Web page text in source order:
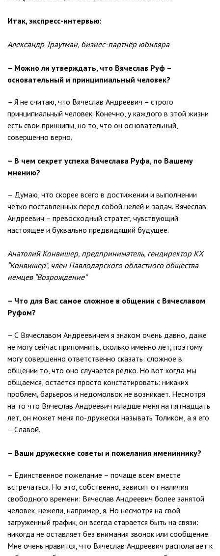
Итак, экспресс-интервью:
Александр Траутман, бизнес-партнёр юбиляра
– Можно ли утверждать, что Вячеслав Руф –
основательный и принципиальный человек?
– Я не считаю, что Вячеслав Андреевич – строго
принципиальный человек. Конечно, у каждого в этой жизни
есть свои принципы, но то, что он основательный,
совершенно верно.
– В чем секрет успеха Вячеслава Руфа, по Вашему
мнению?
– Думаю, что скорее всего в достижении и выполнении
чётко поставленных перед собой целей и задач. Вячеслав
Андреевич – превосходный стратег, чувствующий
настоящее и буквально предвидящий будущее.
Анатолий Конвишер, предприниматель, гендиректор КХ
“Конвишер”, член Павлодарского областного общества
немцев “Возрождение”
– Что для Вас самое сложное в общении с Вячеславом
Руфом?
– С Вячеславом Андреевичем я знаком очень давно, даже
не могу сейчас припомнить, сколько именно лет, поэтому
могу совершенно ответственно сказать: сложное в
общении то, что оно случается редко. Но вот когда мы
общаемся, остаётся просто констатировать: никаких
проблем, барьеров и недомолвок не возникает. Несмотря
на то что Вячеслав Андреевич младше меня на пятнадцать
лет, он может меня по-дружески называть Толиком, а я его
– Славой.
– Ваши дружеские советы и пожелания имениннику?
– Единственное пожелание – почаще всем вместе
встречаться. Но это, собственно, зависит от наличия
свободного времени: Вячеслав Андреевич более занятой
человек, нежели, например, я. Но несмотря на свой
загруженный график, он всегда старается быть на связи:
никогда не оставляет без внимания звонок или сообщение.
Мне очень нравится, что Вячеслав Андреевич располагает к